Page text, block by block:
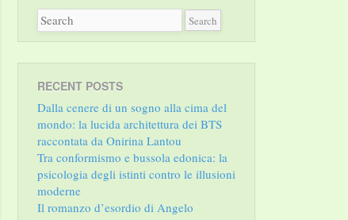
RECENT POSTS
Dalla cenere di un sogno alla cima del
mondo: la lucida architettura dei BTS
raccontata da Onirina Lantou
Tra conformismo e bussola edonica: la
psicologia degli istinti contro le illusioni
moderne
Il romanzo d’esordio di Angelo